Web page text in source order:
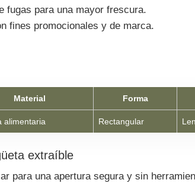
fugas para una mayor frescura.
fines promocionales y de marca.
Material Forma
alimentaria Rectangular
extraíble
para una apertura segura y sin